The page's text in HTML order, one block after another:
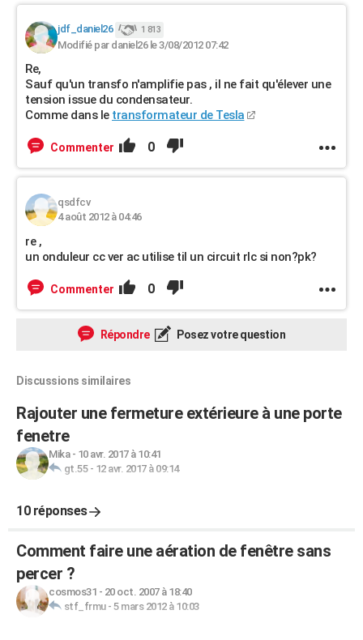
jdf_daniel26 1 813
Modifié par daniel26 le 3/08/2012 07:42
Re,
Sauf qu'un transfo n'amplifie pas , il ne fait qu'élever une
tension issue du condensateur.
Comme dans le transformateur de Tesla
Commenter 0
qsdfcv
4 août 2012 à 04:46
re ,
un onduleur cc ver ac utilise til un circuit rlc si non?pk?
Commenter 0
Répondre Posez votre question
Discussions similaires
Rajouter une fermeture extérieure à une porte
fenetre
Mika- 10 avr. 2017 à 10:41
gt.55- 12 avr. 2017 à 09:14
10 réponses
Comment faire une aération de fenêtre sans
percer ?
cosmos31 - 20 oct. 2007 à 18:40
stf_frmu- 5 mars 2012 à 10:03